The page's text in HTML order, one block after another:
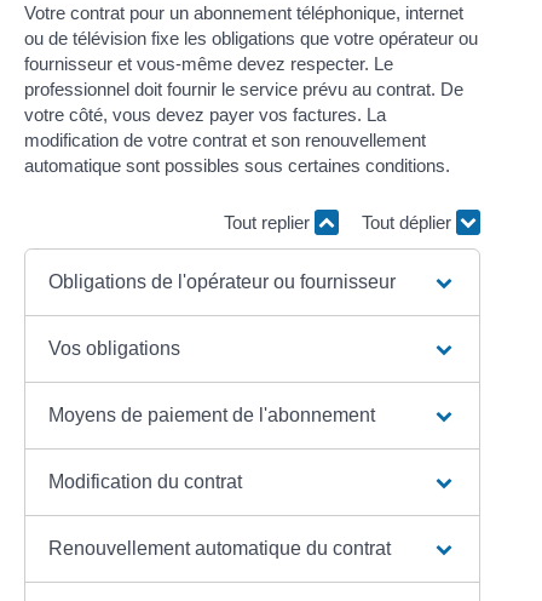
Votre contrat pour un abonnement téléphonique, internet
ou de télévision fixe les obligations que votre opérateur ou
fournisseur et vous-même devez respecter. Le
professionnel doit fournir le service prévu au contrat. De
votre côté, vous devez payer vos factures. La
modification de votre contrat et son renouvellement
automatique sont possibles sous certaines conditions.
Tout replier Tout déplier
Obligations de l'opérateur ou fournisseur
Vos obligations
Moyens de paiement de l'abonnement
Modification du contrat
Renouvellement automatique du contrat